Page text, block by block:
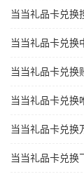
当当礼品卡兑换
当当礼品卡兑换
当当礼品卡兑换
当当礼品卡兑换
当当礼品卡兑换
当当礼品卡兑换